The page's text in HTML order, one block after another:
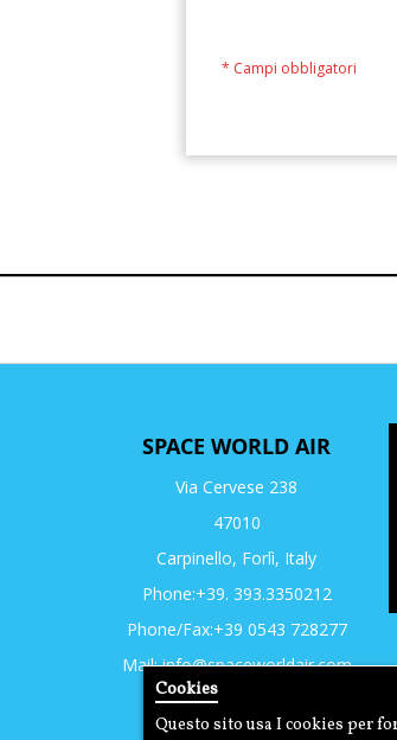
Cookies
Questo sito usa I cookies per
SPACE WORLD AIR
Via Cervese 238
47010
Carpinello, Forlì, Italy
Phone:+39. 393.3350212
Phone/Fax:+39 0543 728277
Mail:info@spaceworldair.com